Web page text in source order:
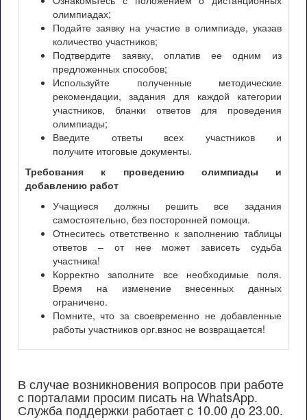
олимпиадах;
Подайте заявку на участие в олимпиаде, указав
количество участников;
Подтвердите заявку, оплатив ее одним из
предложенных способов;
Используйте полученные методические
рекомендации, задания для каждой категории
участников, бланки ответов для проведения
олимпиады;
Введите ответы всех участников и
получите итоговые документы.
Требования к проведению олимпиады и
добавлению работ
Учащиеся должны решить все задания
самостоятельно, без посторонней помощи.
Отнеситесь ответственно к заполнению таблицы
ответов – от нее может зависеть судьба
участника!
Корректно заполните все необходимые поля.
Время на изменение внесенных данных
ограничено.
Помните, что за своевременно не добавленные
работы участников орг.взнос не возвращается!
В случае возникновения вопросов при работе
с порталами просим писать на WhatsApp.
Служба поддержки работает с 10.00 до 23.00.